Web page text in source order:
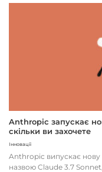
Anthropic запускає
скільки ви захочете
Інновації
Anthropic випускає нову
назвою Claude 3.7